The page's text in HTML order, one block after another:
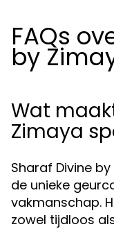
FAQs
by
Wat
Zimaya
Sharaf Divine
de unieke
vakmanschap.
zowel tijdloos